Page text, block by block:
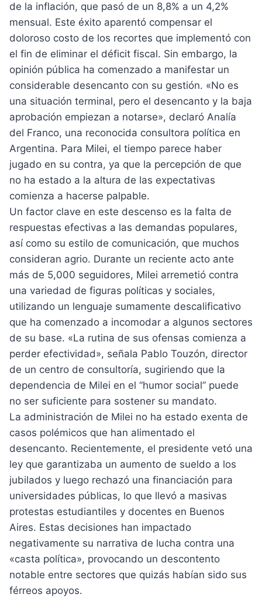
de la inflación, que pasó de un 8,8% a un 4,2%
mensual. Este éxito aparentó compensar el
doloroso costo de los recortes que implementó con
el fin de eliminar el déficit fiscal. Sin embargo, la
opinión pública ha comenzado a manifestar un
considerable desencanto con su gestión. «No es
una situación terminal, pero el desencanto y la baja
aprobación empiezan a notarse», declaró Analía
del Franco, una reconocida consultora política en
Argentina. Para Milei, el tiempo parece haber
jugado en su contra, ya que la percepción de que
no ha estado a la altura de las expectativas
comienza a hacerse palpable.
Un factor clave en este descenso es la falta de
respuestas efectivas a las demandas populares,
así como su estilo de comunicación, que muchos
consideran agrio. Durante un reciente acto ante
más de 5,000 seguidores, Milei arremetió contra
una variedad de figuras políticas y sociales,
utilizando un lenguaje sumamente descalificativo
que ha comenzado a incomodar a algunos sectores
de su base. «La rutina de sus ofensas comienza a
perder efectividad», señala Pablo Touzón, director
de un centro de consultoría, sugiriendo que la
dependencia de Milei en el “humor social” puede
no ser suficiente para sostener su mandato.
La administración de Milei no ha estado exenta de
casos polémicos que han alimentado el
desencanto. Recientemente, el presidente vetó una
ley que garantizaba un aumento de sueldo a los
jubilados y luego rechazó una financiación para
universidades públicas, lo que llevó a masivas
protestas estudiantiles y docentes en Buenos
Aires. Estas decisiones han impactado
negativamente su narrativa de lucha contra una
«casta política», provocando un descontento
notable entre sectores que quizás habían sido sus
férreos apoyos.